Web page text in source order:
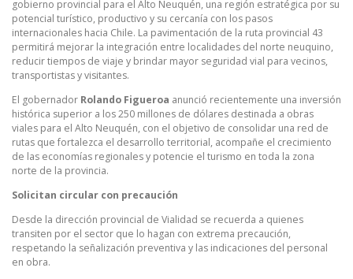
gobierno provincial para el Alto Neuquén, una región estratégica por su
potencial turístico, productivo y su cercanía con los pasos
internacionales hacia Chile. La pavimentación de la ruta provincial 43
permitirá mejorar la integración entre localidades del norte neuquino,
reducir tiempos de viaje y brindar mayor seguridad vial para vecinos,
transportistas y visitantes.
El gobernador Rolando Figueroa anunció recientemente una inversión
histórica superior a los 250 millones de dólares destinada a obras
viales para el Alto Neuquén, con el objetivo de consolidar una red de
rutas que fortalezca el desarrollo territorial, acompañe el crecimiento
de las economías regionales y potencie el turismo en toda la zona
norte de la provincia.
Solicitan circular con precaución
Desde la dirección provincial de Vialidad se recuerda a quienes
transiten por el sector que lo hagan con extrema precaución,
respetando la señalización preventiva y las indicaciones del personal
en obra.